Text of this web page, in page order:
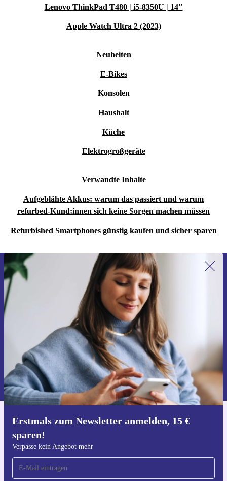
Lenovo ThinkPad T480 | i5-8350U | 14"
Apple Watch Ultra 2 (2023)
Neuheiten
E-Bikes
Konsolen
Haushalt
Küche
Elektrogroßgeräte
Verwandte Inhalte
Aufgeblähte Akkus: warum das passiert und warum
refurbed-Kund:innen sich keine Sorgen machen müssen
Refurbished Smartphones günstig kaufen und sicher sparen
Erstmals zum Newsletter anmelden, 15 €
sparen!
Verpasse kein Angebot mehr
Erstmals zum Newsletter anmelden,
15 € sparen!
Verpasse kein Angebot mehr.
Gutschein anfordern
Informationen über die Verwendung personenbezogener Daten findest
du in unserer
Datenschutzerklärung.
Hol dir die refurbed-App